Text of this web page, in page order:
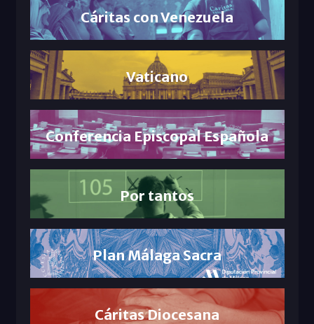
Cáritas con Venezuela
Vaticano
Conferencia Episcopal Española
Por tantos
Plan Málaga Sacra
Cáritas Diocesana